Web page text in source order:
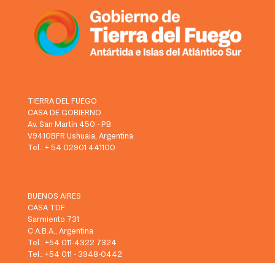
TIERRA DEL FUEGO
CASA DE GOBIERNO
Av. San Martín 450 - PB
V9410BFR Ushuaia, Argentina
Tel.: + 54 02901 441100
BUENOS AIRES
CASA TDF
Sarmiento 731
C.A.B.A., Argentina
Tel.: +54 011-4322 7324
Tel.: +54 011 - 3948-0442